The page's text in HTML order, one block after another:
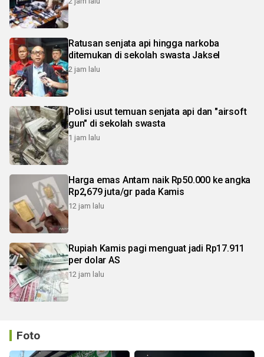
Ratusan senjata api hingga narkoba
ditemukan di sekolah swasta Jaksel
2 jam lalu
Polisi usut temuan senjata api dan "airsoft
gun" di sekolah swasta
1 jam lalu
Harga emas Antam naik Rp50.000 ke angka
Rp2,679 juta/gr pada Kamis
12 jam lalu
Rupiah Kamis pagi menguat jadi Rp17.911
per dolar AS
12 jam lalu
Foto